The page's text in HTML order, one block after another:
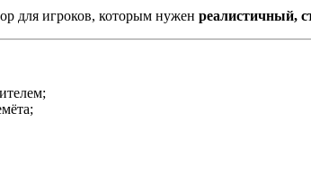
для игроков, которым нужен реалистичный,